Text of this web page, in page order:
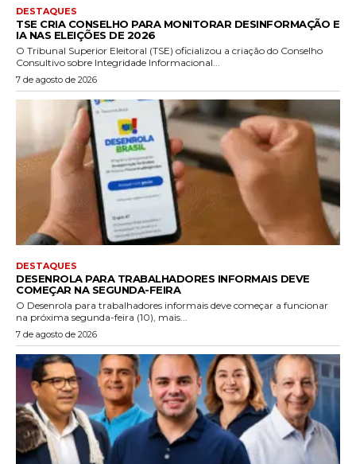
DESTAQUES
TSE CRIA CONSELHO PARA MONITORAR DESINFORMAÇÃO E
IA NAS ELEIÇÕES DE 2026
O Tribunal Superior Eleitoral (TSE) oficializou a criação do Conselho
Consultivo sobre Integridade Informacional...
7 de agosto de 2026
DESTAQUES
DESENROLA PARA TRABALHADORES INFORMAIS DEVE
COMEÇAR NA SEGUNDA-FEIRA
O Desenrola para trabalhadores informais deve começar a funcionar
na próxima segunda-feira (10), mais...
7 de agosto de 2026